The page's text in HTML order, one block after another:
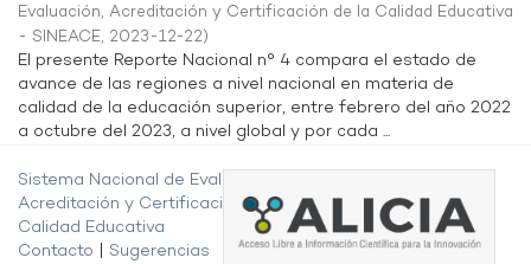
Evaluación, Acreditación y Certificación de la Calidad Educativa
- SINEACE, 2023-12-22)
El presente Reporte Nacional n° 4 compara el estado de
avance de las regiones a nivel nacional en materia de
calidad de la educación superior, entre febrero del año 2022
a octubre del 2023, a nivel global y por cada ...
Sistema Nacional de Evaluación,
Acreditación y Certificación de la
Calidad Educativa
Contacto
Sugerencias